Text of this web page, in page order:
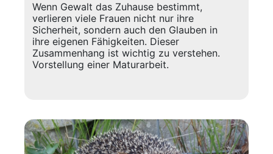
Wenn Gewalt das Zuhause bestimmt,
verlieren viele Frauen nicht nur ihre
Sicherheit, sondern auch den Glauben in
ihre eigenen Fähigkeiten. Dieser
Zusammenhang ist wichtig zu verstehen.
Vorstellung einer Maturarbeit.